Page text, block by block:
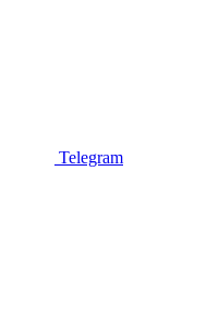
Telegram